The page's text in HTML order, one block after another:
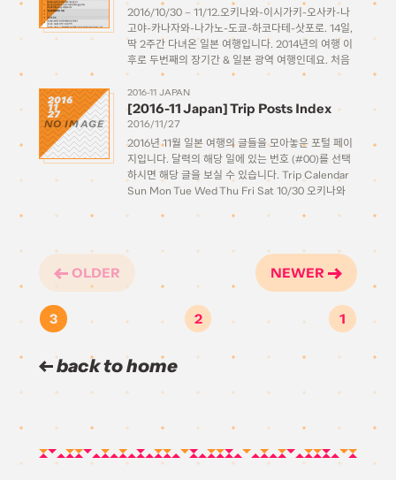
2016/10/30 – 11/12.오키나와-이시가키-오사카-나
고야-카나자와-나가노-도쿄-하코다테-삿포로. 14일,
딱 2주간 다녀온 일본 여행입니다. 2014년의 여행 이
후로 두번째의 장기간 & 일본 광역 여행인데요. 처음
아이디어가 나왔던 것은 6월에 퍼퓸 콘서트를 보러 도
쿄에 다녀오기도 전이었습니다. 가벼운 제안 정도로
이야기가 나왔던 것으로 기억합니다. 어느날 회사 동
료와 오키나와/이시가키 […]
NO IMAGE
2016
11
27
2016-11 JAPAN
[2016-11 Japan] Trip Posts Index
2016/11/27
2016년 11월 일본 여행의 글들을 모아놓은 포털 페이
지입니다. 달력의 해당 일에 있는 번호 (#00)를 선택
하시면 해당 글을 보실 수 있습니다. Trip Calendar
Sun Mon Tue Wed Thu Fri Sat 10/30 오키나와
OLDER
1
2
3
NEWER
back to home